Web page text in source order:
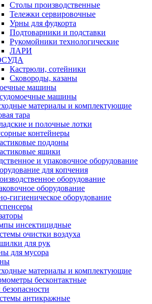
Столы производственные
Тележки сервировочные
Урны для фудкорта
Подтоварники и подставки
Рукомойники технологические
ЛАРИ
Кастрюли, сотейники
Сковороды, казаны
машины
машины
материалы и комплектующие
тара
и полочные лотки
контейнеры
поддоны
ящики
и упаковочное оборудование
для копчения
оборудование
оборудование
гигиеническое оборудование
инсектицидные
очистки воздуха
для рук
для мусора
материалы и комплектующие
бесконтактные
антикражные